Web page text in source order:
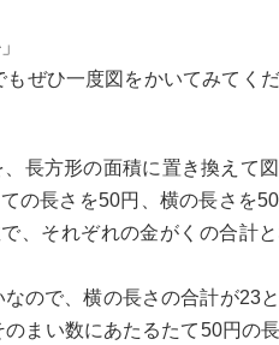
ぜひ一度図をかいてみてく
長方形の面積に置き換えて
の長さを50円、横の長さを
、それぞれの金がくの合計
ので、横の長さの合計が23
まい数にあたるたて50円の